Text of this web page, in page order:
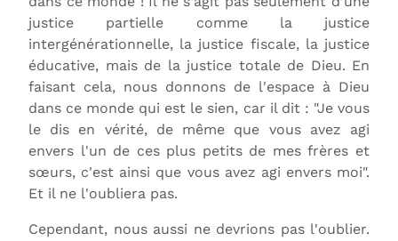
justice partielle comme la justice
intergénérationnelle, la justice fiscale, la justice
éducative, mais de la justice totale de Dieu. En
faisant cela, nous donnons de l'espace à Dieu
dans ce monde qui est le sien, car il dit : "Je vous
le dis en vérité, de même que vous avez agi
envers l'un de ces plus petits de mes frères et
sœurs, c'est ainsi que vous avez agi envers moi".
Et il ne l'oubliera pas.
Cependant, nous aussi ne devrions pas l'oublier.